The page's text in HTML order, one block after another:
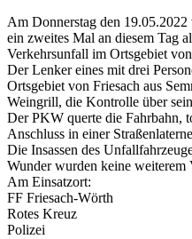
Am Donnerstag den
ein zweites Mal an diesem Tag
Verkehrsunfall im Ortsgebiet
Der Lenker eines mit drei
Ortsgebiet von Friesach aus
Weingrill, die Kontrolle über
Der PKW querte die Fahrbahn,
Anschluss in einer
Die Insassen des
Wunder wurden keine
Am Einsatzort:
FF Friesach-Wörth
Rotes Kreuz
Polizei